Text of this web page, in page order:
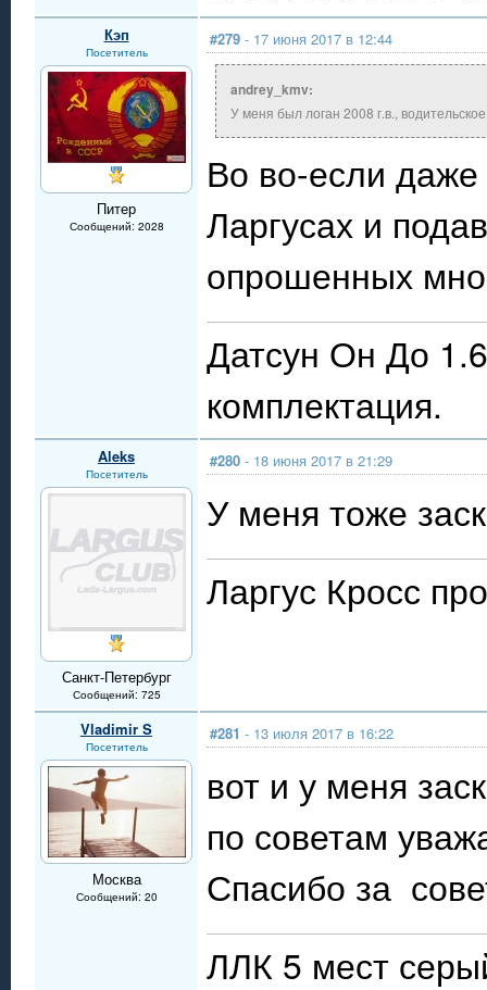
Кэп
Посетитель
Питер
Сообщений: 2028
#279 - 17 июня 2017 в 12:44
andrey_kmv:
У меня был логан 2008 г.в.,
Во во-если даже
Ларгусах и
опрошенных
Датсун Он До
комплектация.
Aleks
Посетитель
Санкт-Петербург
Сообщений: 725
#280 - 18 июня 2017 в 21:29
У меня тоже
Ларгус Кросс
Vladimir S
Посетитель
Москва
Сообщений: 20
#281 - 13 июля 2017 в 16:22
вот и у меня
по советам
Спасибо за
ЛЛК 5 мест